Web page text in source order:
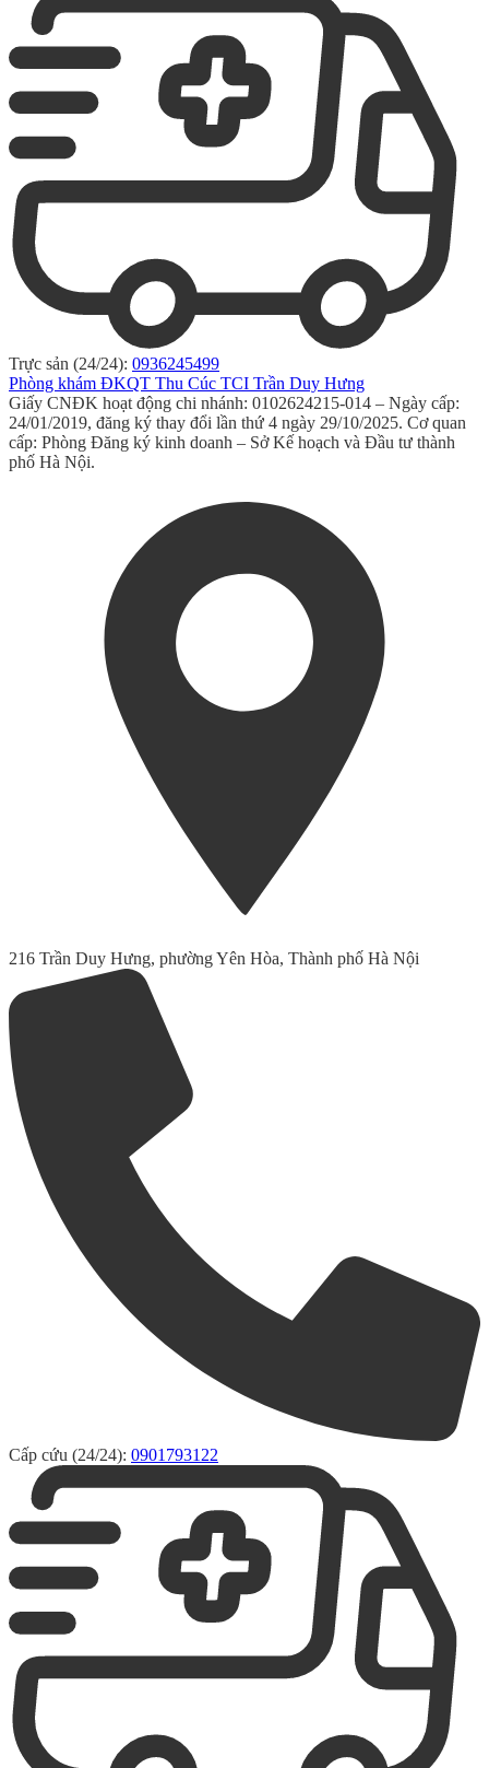
Trực sản (24/24): 0936245499
Phòng khám ĐKQT Thu Cúc TCI Trần Duy Hưng
Giấy CNĐK hoạt động chi nhánh: 0102624215-014 – Ngày cấp:
24/01/2019, đăng ký thay đổi lần thứ 4 ngày 29/10/2025. Cơ quan
cấp: Phòng Đăng ký kinh doanh – Sở Kế hoạch và Đầu tư thành
phố Hà Nội.
216 Trần Duy Hưng, phường Yên Hòa, Thành phố Hà Nội
Cấp cứu (24/24): 0901793122